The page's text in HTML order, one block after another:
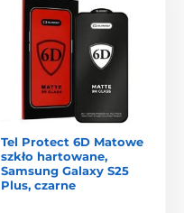
Tel Protect 6D Matowe
szkło hartowane,
Samsung Galaxy S25
Plus, czarne